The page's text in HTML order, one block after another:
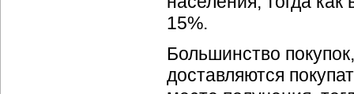
15%.
Большинство
доставляются